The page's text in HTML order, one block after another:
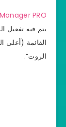
PRO
يتم فيه تفعيل
الروت”.